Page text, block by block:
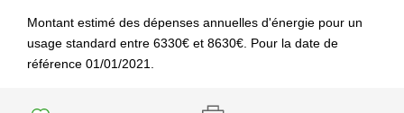
Montant estimé des dépenses annuelles d'énergie pour un
usage standard entre 6330€ et 8630€. Pour la date de
référence 01/01/2021.